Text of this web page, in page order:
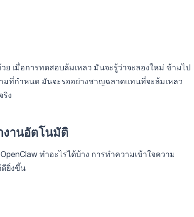
ย เมื่อการทดสอบล้มเหลว มันจะรู้ว่าจะลองใหม่ ข้ามไป
มที่กำหนด มันจะรออย่างชาญฉลาดแทนที่จะล้มเหลว
ริง
งานอัตโนมัติ
ทำอะไรได้บ้าง การทำความเข้าใจความ
ยิ่งขึ้น